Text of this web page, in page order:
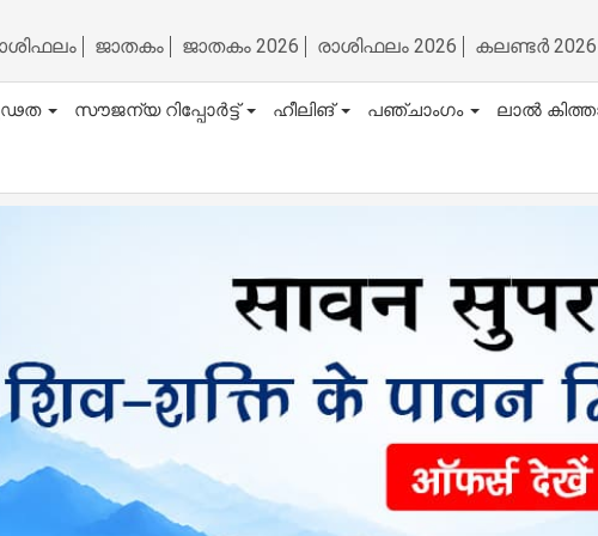
ജാതകം ജാതകം 2026 രാശിഫലം 2026 കലണ്ടർ 2026
സൗജന്യ റിപ്പോർട്ട് ഹീലിങ് പഞ്ചാംഗം ലാൽ